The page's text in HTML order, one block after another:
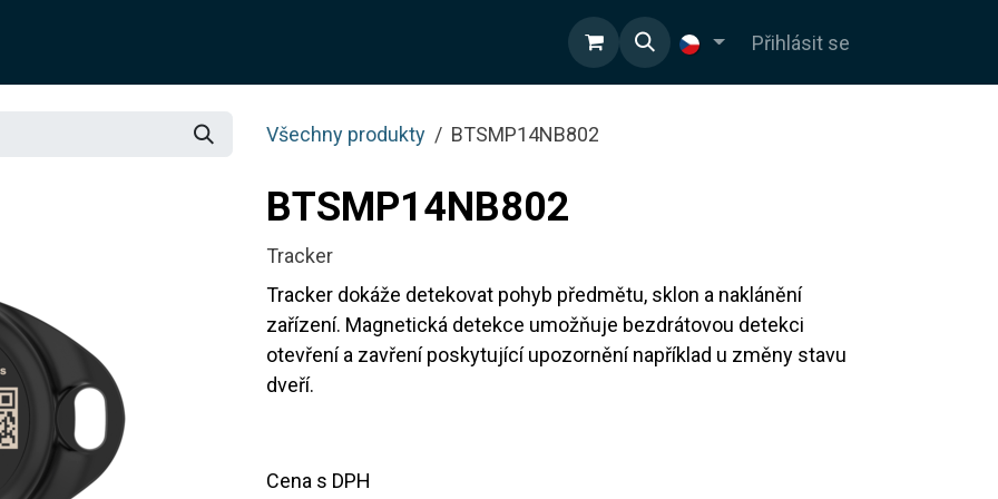
Přihlásit se
Všechny produkty BTSMP14NB802
BTSMP14NB802
Tracker
Tracker dokáže detekovat pohyb předmětu, sklon a naklánění
zařízení. Magnetická detekce umožňuje bezdrátovou detekci
otevření a zavření poskytující upozornění například u změny stavu
dveří.
Cena s DPH